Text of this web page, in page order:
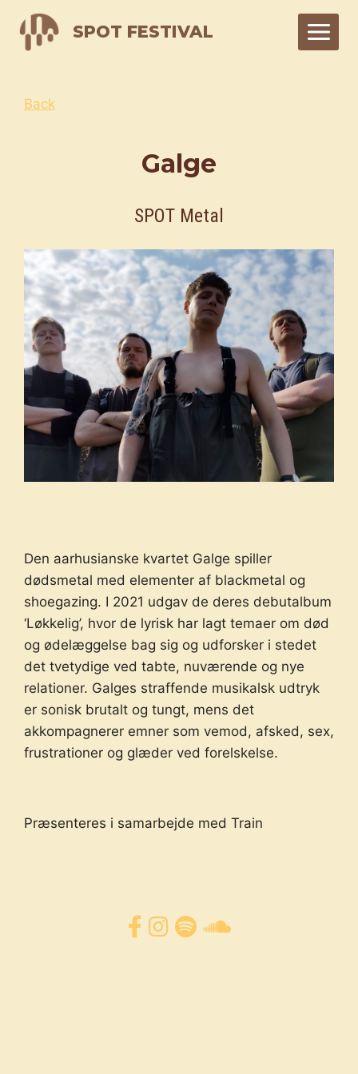
content
SPOT FESTIVAL
Back
Galge
SPOT Metal
Den aarhusianske kvartet Galge spiller
dødsmetal med elementer af blackmetal og
shoegazing. I 2021 udgav de deres debutalbum
‘Løkkelig’, hvor de lyrisk har lagt temaer om død
og ødelæggelse bag sig og udforsker i stedet
det tvetydige ved tabte, nuværende og nye
relationer. Galges straffende musikalsk udtryk
er sonisk brutalt og tungt, mens det
akkompagnerer emner som vemod, afsked, sex,
frustrationer og glæder ved forelskelse.
Præsenteres i samarbejde med Train